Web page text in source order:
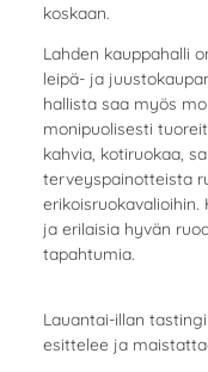
koskaan.
Lahden kauppahalli
leipä- ja
hallista saa myös
monipuolisesti
kahvia, kotiruokaa,
terveyspainotteista
ja erilaisia hyvän
tapahtumia.
Lauantai-illan
esittelee ja